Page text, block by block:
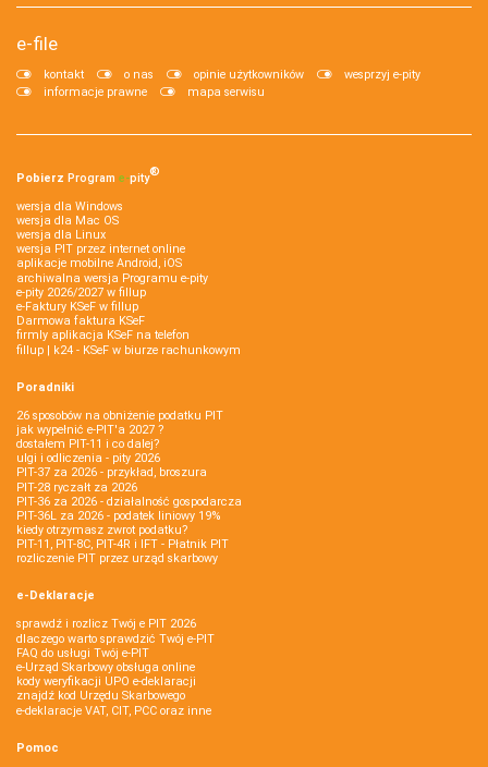
e-file
kontakt o nas opinie użytkowników
wesprzyj e-pity
informacje prawne
mapa serwisu
Pobierz Program e‑pity®
wersja dla Windows
wersja dla Mac OS
wersja dla Linux
wersja PIT przez internet online
aplikacje mobilne Android, iOS
archiwalna wersja Programu e-pity
e-pity 2026/2027 w fillup
e‑Faktury KSeF w fillup
Darmowa faktura KSeF
firmly aplikacja KSeF na telefon
fillup | k24 - KSeF w biurze rachunkowym
Poradniki
26 sposobów na obniżenie podatku PIT
jak wypełnić e-PIT'a 2027 ?
dostałem PIT-11 i co dalej?
ulgi i odliczenia - pity 2026
PIT-37 za 2026 - przykład, broszura
PIT-28 ryczałt za 2026
PIT-36 za 2026 - działalność gospodarcza
PIT-36L za 2026 - podatek liniowy 19%
kiedy otrzymasz zwrot podatku?
PIT-11, PIT-8C, PIT-4R i IFT - Płatnik PIT
rozliczenie PIT przez urząd skarbowy
e-Deklaracje
sprawdź i rozlicz Twój e PIT 2026
dlaczego warto sprawdzić Twój e-PIT
FAQ do usługi Twój e-PIT
e-Urząd Skarbowy obsługa online
kody weryfikacji UPO e-deklaracji
znajdź kod Urzędu Skarbowego
e-deklaracje VAT, CIT, PCC oraz inne
Pomoc